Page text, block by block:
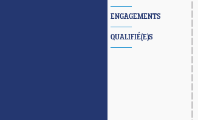
ENGAGEMENTS
QUALIFIÉ(E)S